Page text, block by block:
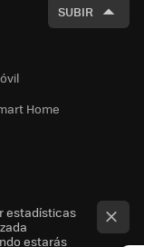
SUBIR
Home
estadísticas
estarás